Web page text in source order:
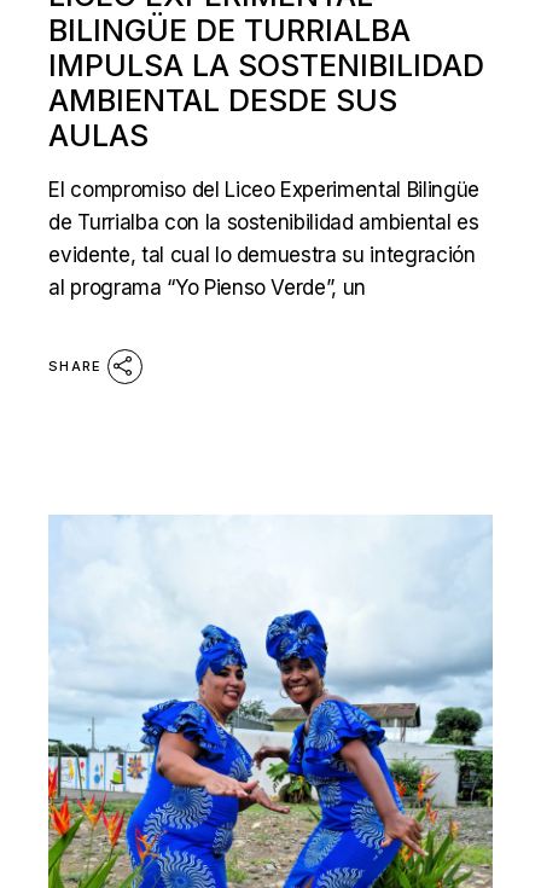
BILINGÜE DE TURRIALBA
IMPULSA LA SOSTENIBILIDAD
AMBIENTAL DESDE SUS
AULAS
El compromiso del Liceo Experimental Bilingüe
de Turrialba con la sostenibilidad ambiental es
evidente, tal cual lo demuestra su integración
al programa “Yo Pienso Verde”, un
SHARE